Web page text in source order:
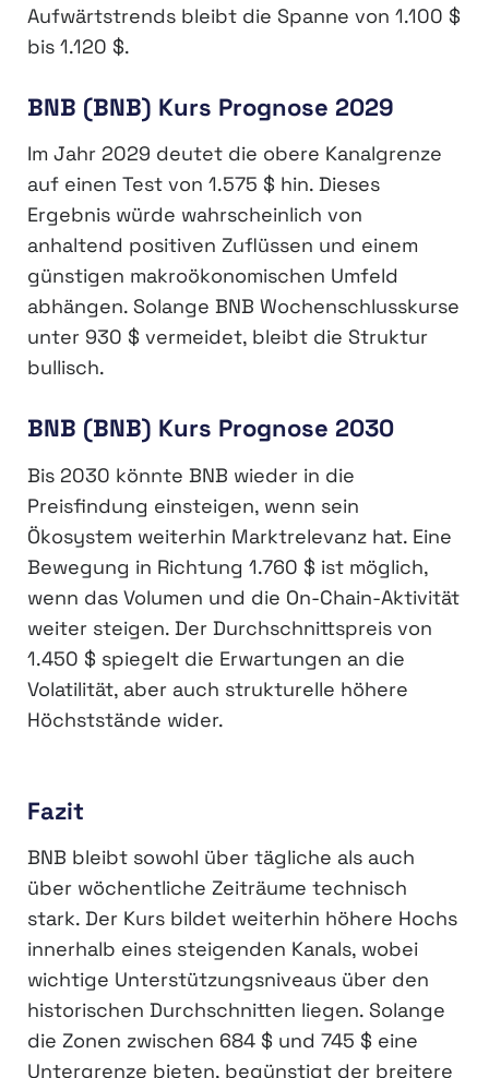
Aufwärtstrends bleibt die Spanne von 1.100 $
bis 1.120 $.
BNB (BNB) Kurs Prognose 2029
Im Jahr 2029 deutet die obere Kanalgrenze
auf einen Test von 1.575 $ hin. Dieses
Ergebnis würde wahrscheinlich von
anhaltend positiven Zuflüssen und einem
günstigen makroökonomischen Umfeld
abhängen. Solange BNB Wochenschlusskurse
unter 930 $ vermeidet, bleibt die Struktur
bullisch.
BNB (BNB) Kurs Prognose 2030
Bis 2030 könnte BNB wieder in die
Preisfindung einsteigen, wenn sein
Ökosystem weiterhin Marktrelevanz hat. Eine
Bewegung in Richtung 1.760 $ ist möglich,
wenn das Volumen und die On-Chain-Aktivität
weiter steigen. Der Durchschnittspreis von
1.450 $ spiegelt die Erwartungen an die
Volatilität, aber auch strukturelle höhere
Höchststände wider.
Fazit
BNB bleibt sowohl über tägliche als auch
über wöchentliche Zeiträume technisch
stark. Der Kurs bildet weiterhin höhere Hochs
innerhalb eines steigenden Kanals, wobei
wichtige Unterstützungsniveaus über den
historischen Durchschnitten liegen. Solange
die Zonen zwischen 684 $ und 745 $ eine
Untergrenze bieten, begünstigt der breitere